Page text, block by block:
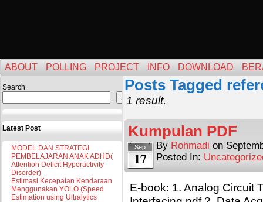
ABOUT POLLING PROJECT INFO DOWNLOAD
Search
Search
Latest Post
MODEL DAN STRATEGI
PEMBELAJARAN ANAK ADHD(
Attention Deficit Hyperactivity
Disorder)
Estimasi Kecepatan Kendaraan
Menggunakan YOLO (Speed
Estimation using Ultralytics
Posts Tagged
1 result.
Kumpulan PDF
Sep
17
By Rohmadi on
Posted In:
E-book: 1. Analog Circuit